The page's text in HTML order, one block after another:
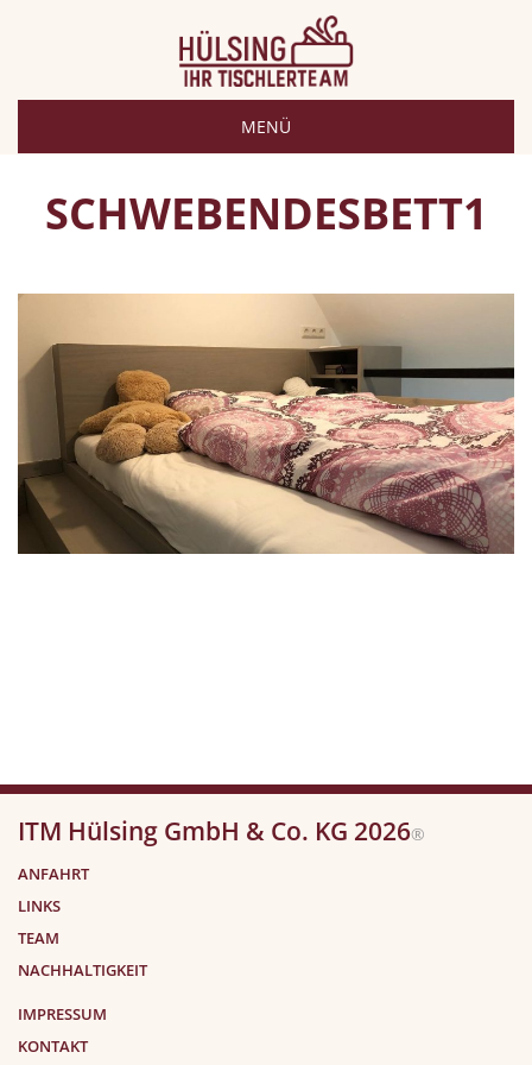
MENÜ
SCHWEBENDESBETT1
ITM Hülsing GmbH & Co. KG 2026®
ANFAHRT
LINKS
TEAM
NACHHALTIGKEIT
IMPRESSUM
KONTAKT